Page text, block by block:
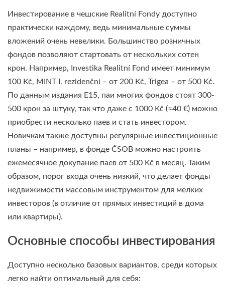
Инвестирование в чешские Realitní Fondy доступно
практически каждому, ведь минимальные суммы
вложений очень невелики. Большинство розничных
фондов позволяют стартовать от нескольких сотен
крон. Например, Investika Realitní Fond имеет минимум
100 Kč, MINT I. rezidenční – от 200 Kč, Trigea – от 500 Kč.
По данным издания E15, паи многих фондов стоят 300-
500 крон за штуку, так что даже с 1000 Kč (≈40 €) можно
приобрести несколько паев и стать инвестором.
Новичкам также доступны регулярные инвестиционные
планы – например, в фонде ČSOB можно настроить
ежемесячное докупание паев от 500 Kč в месяц. Таким
образом, порог входа очень низкий, что делает фонды
недвижимости массовым инструментом для мелких
инвесторов (в отличие от прямых инвестиций в дома
или квартиры).
Основные способы инвестирования
Доступно несколько базовых вариантов, среди которых
легко найти оптимальный для себя: